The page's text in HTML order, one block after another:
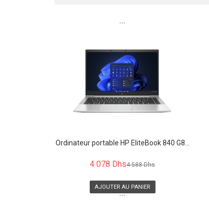
```
Ordinateur portable HP EliteBook 840 G8...
4 078 Dhs4 588 Dhs
AJOUTER AU PANIER
```